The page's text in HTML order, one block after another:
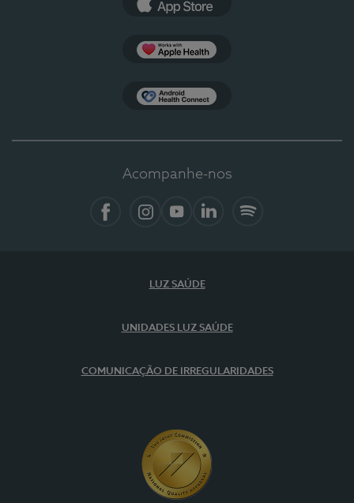
Acompanhe-nos
LUZ SAÚDE
UNIDADES LUZ SAÚDE
COMUNICAÇÃO DE IRREGULARIDADES